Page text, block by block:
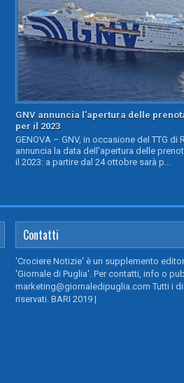
GNV annuncia l'apertura delle
per il 2023
GENOVA – GNV, in occasione del TTG di
annuncia la data dell’apertura delle
il 2023: a partire dal 24 ottobre sarà p...
Contatti
'Crociere Notizie' è un supplemento
'Giornale di Puglia'. Per contatti, info o
marketing@giornaledipuglia.com Tutti i
riservati. BARI 2019 |